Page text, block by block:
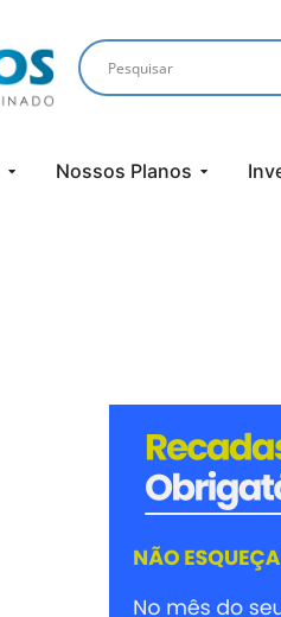
Nossos Planos